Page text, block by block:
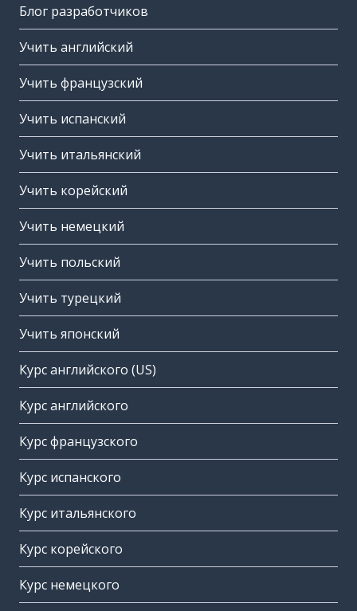
Блог разработчиков
Учить английский
Учить французский
Учить испанский
Учить итальянский
Учить корейский
Учить немецкий
Учить польский
Учить турецкий
Учить японский
Курс английского (US)
Курс английского
Курс французского
Курс испанского
Курс итальянского
Курс корейского
Курс немецкого